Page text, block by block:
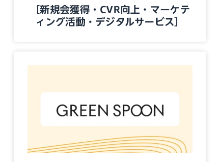
［新規会獲得・CVR向上・マーケテ
ィング活動・デジタルサービス］